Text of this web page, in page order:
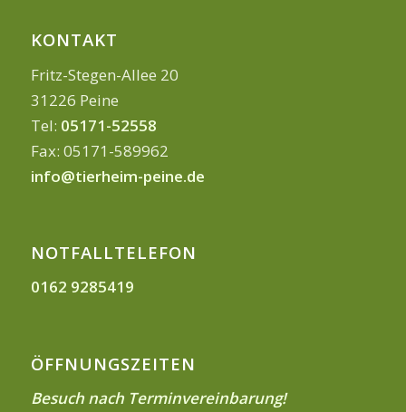
KONTAKT
Fritz-Stegen-Allee 20
31226 Peine
Tel: 05171-52558
Fax: 05171-589962
info@tierheim-peine.de
NOTFALLTELEFON
0162 9285419
ÖFFNUNGSZEITEN
Besuch nach Terminvereinbarung!